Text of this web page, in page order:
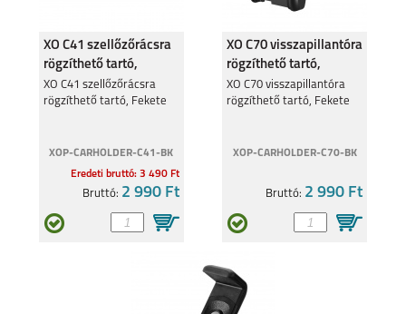
XO C41 szellőzőrácsra
rögzíthető tartó,
Fekete
XO C41 szellőzőrácsra
rögzíthető tartó, Fekete
XOP-CARHOLDER-C41-BK
Eredeti bruttó: 3 490 Ft
Bruttó: 2 990 Ft
XO C70 visszapillantóra
rögzíthető tartó,
Fekete
XO C70 visszapillantóra
rögzíthető tartó, Fekete
XOP-CARHOLDER-C70-BK
Bruttó: 2 990 Ft